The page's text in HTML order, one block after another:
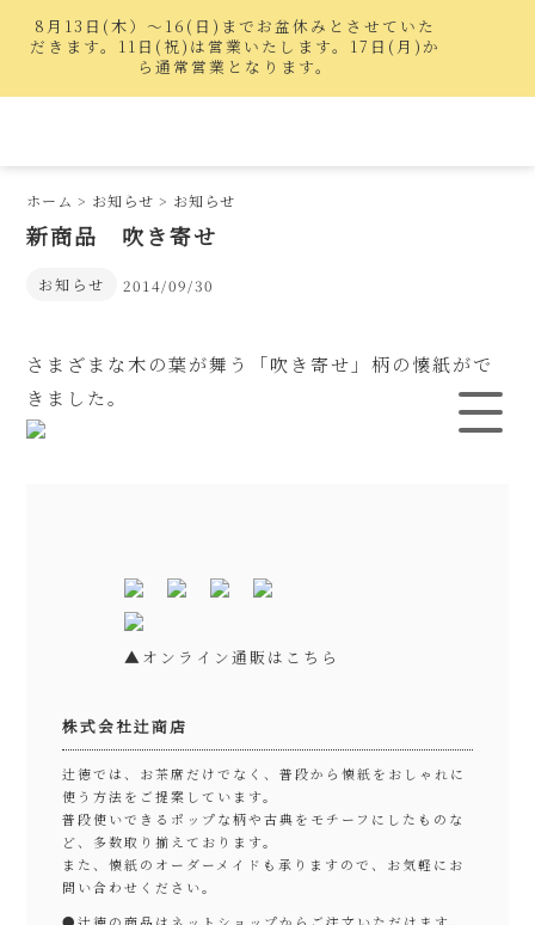
8月13日(木）〜16(日)までお盆休みとさせていた
だきます。11日(祝)は営業いたします。17日(月)か
ら通常営業となります。
ホーム > お知らせ > お知らせ
新商品 吹き寄せ
お知らせ 2014/09/30
さまざまな木の葉が舞う「吹き寄せ」柄の懐紙がで
きました。
▲オンライン通販はこちら
株式会社辻商店
辻徳では、お茶席だけでなく、普段から懐紙をおしゃれに
使う方法をご提案しています。
普段使いできるポップな柄や古典をモチーフにしたものな
ど、多数取り揃えております。
また、懐紙のオーダーメイドも承りますので、お気軽にお
問い合わせください。